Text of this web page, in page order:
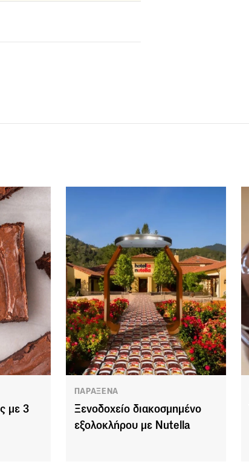
με 3
ΠΑΡΑΞΕΝΑ
Ξενοδοχείο διακοσμημένο
εξολοκλήρου με Nutella